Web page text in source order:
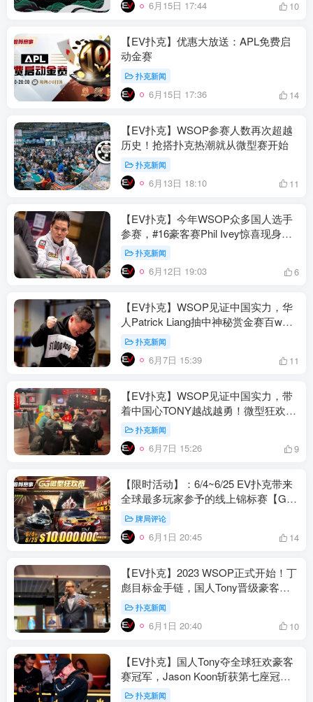
6月15日 17:44 10
【EV扑克】优惠大放送：APL免费启
动金赛
扑克新闻
6月15日 17:36 14
【EV扑克】WSOP参赛人数再次超越
历史！抢搭扑克热潮就从微型赛开始
扑克新闻
6月13日 18:10 11
【EV扑克】今年WSOP众多国人选手
参赛，#16豪客赛Phil Ivey惊喜现身！
微型赛强势开跑
扑克新闻
6月12日 19:03 6
【EV扑克】WSOP见证中国实力，华
人Patrick Liang抽中神秘赏金赛百w头
奖！微型赛1刀通往梦想之路
扑克新闻
6月7日 15:39 11
【EV扑克】WSOP见证中国实力，带
着中国心TONY越战越勇！微型狂欢赛
1刀通往梦想之路
扑克新闻
6月7日 15:26 9
【限时活动】：6/4~6/25 EV扑克带来
全球最多玩家参予的线上锦标赛【GG
微型狂欢赛】
牌局评论
6月1日 20:45 14
【EV扑克】2023 WSOP正式开始！丁
彪目标金手链，国人Tony晋级豪客赛
Day2！
扑克新闻
6月1日 20:40 10
【EV扑克】国人Tony夺全球狂欢豪客
赛冠军，Jason Koon斩获第七座冠军
泪洒Triton
扑克新闻